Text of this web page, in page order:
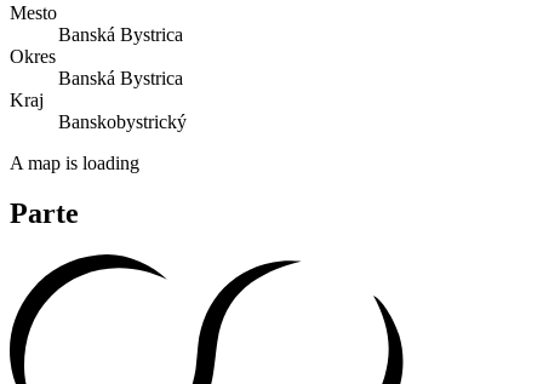
Mesto
Banská Bystrica
Okres
Banská Bystrica
Kraj
Banskobystrický
A map is loading
Parte